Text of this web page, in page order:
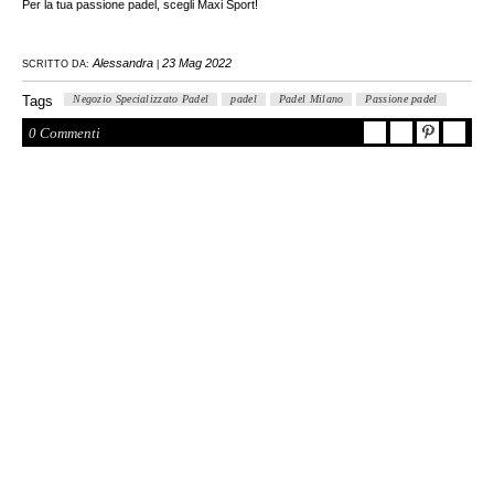
Per la tua passione padel, scegli Maxi Sport!
SCRITTO DA: Alessandra 23 Mag 2022
Tags Negozio Specializzato Padel padel Padel Milano Passione padel
0 Commenti